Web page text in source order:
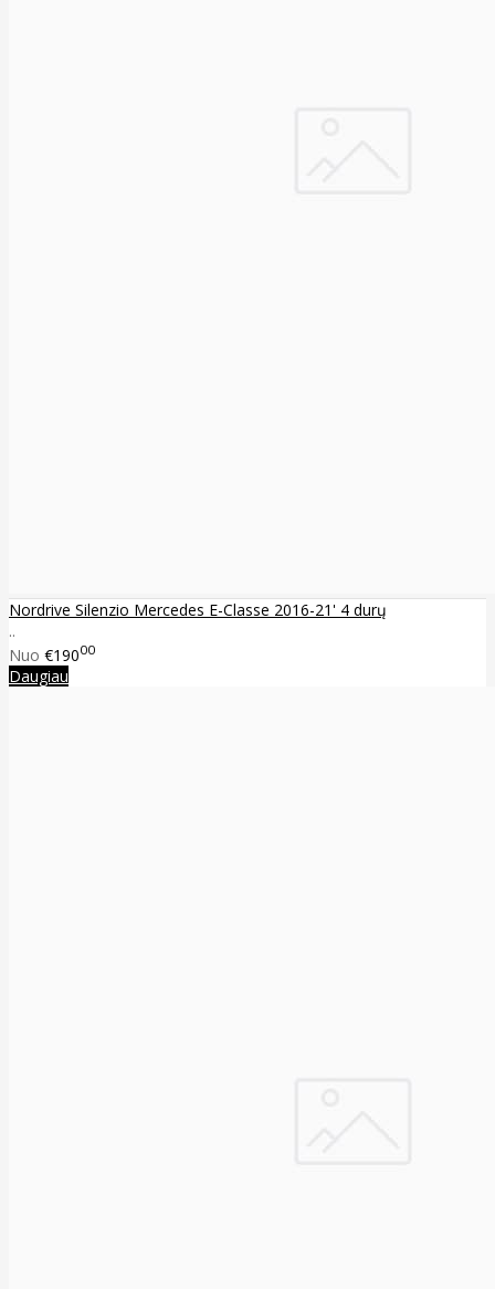
Nordrive Silenzio Mercedes E-Classe 2016-21' 4 durų
..
Nuo €19000
Daugiau